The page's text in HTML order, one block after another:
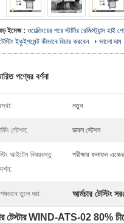
ইমেজ : ওয়েল্ডিংয়ের পরে স্টার্টার রেজিস্ট্যান্স হাই
ইকুইপমেন্ট কীভাবে বিচার করবেন
ভালো দাম
পণ্যের বর্ণনা
নতুন
স্টেশন: ডাবল স্টেশন
আইটেম বিষয়বস্তু
পরীক্ষার ফলাফল
তুলে ধরা: আর্মচার টেস্টিং
টেস্টার WIND-ATS-02 80%